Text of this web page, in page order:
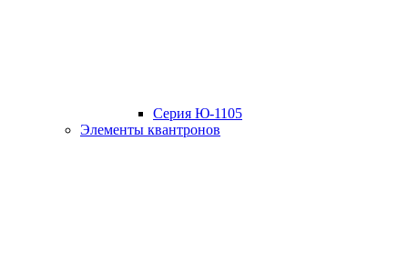
Серия Ю-1105
Элементы квантронов